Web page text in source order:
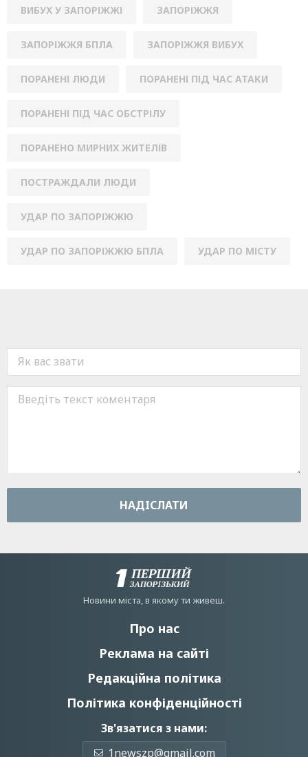
ВИБУХ У ЗАПОРІЖЖІ ЗАПОРІЖЖЯ
ЗАПОРІЖЖЯ БПЛА ЗАПОРІЖЖЯ ВИБУХ
ПОРАНЕНІ ЛЮДИ ПОРАНЕНІ ПІД ЧАС АТАКИ
ПОРАНЕНІ ПІД ЧАС ОБСТРІЛУ
ПОРАНЕНО МИРНИХ ЖИТЕЛІВ
ПОСТРАЖДАЛИ ЛЮДИ
УДАР ПО ЗАПОРІЖЖЮ
УДАР ПО ЗАПОРІЖЖЮ БПЛА УДАР ПО МІСТУ
НАДIСЛАТИ
Новини мiста, в якому ти живеш.
Про нас
Реклама на сайті
Редакційна політика
Політика конфіденційності
Зв'язатися з нами:
1newszp@gmail.com